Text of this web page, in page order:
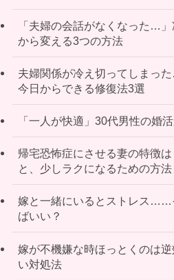
「夫婦の会話がなくなった…
から変える3つの方法
夫婦関係が冷え切ってしまっ
今日からできる修復法3選
「一人が快適」30代男性の婚
帰宅恐怖症にさせる妻の特徴
と、少しラクになるための方法
嫁と一緒にいるとストレス……
ばいい？
嫁が不機嫌な時ほっとくのは逆
い対処法